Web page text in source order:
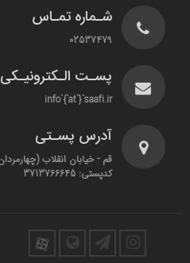
شـماره تمـاس
02537479
پسـت الـکترونیـکی
info`{`at`}`saafi.ir
آدرس پسـتی
کدپستی: 3713766645